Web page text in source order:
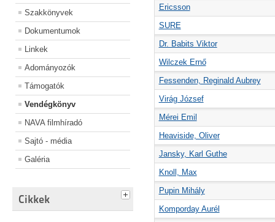
Szakkönyvek
Dokumentumok
Linkek
Adományozók
Támogatók
Vendégkönyv
NAVA filmhíradó
Sajtó - média
Galéria
Cikkek
Ericsson
SURE
Dr. Babits Viktor
Wilczek Ernő
Fessenden, Reginald Aubrey
Virág József
Mérei Emil
Heaviside, Oliver
Jansky, Karl Guthe
Knoll, Max
Pupin Mihály
Komporday Aurél